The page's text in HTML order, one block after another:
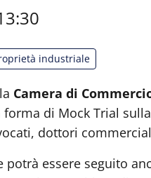
industriale
Camera di
di Mock Trial
dottori
potrà essere seguito